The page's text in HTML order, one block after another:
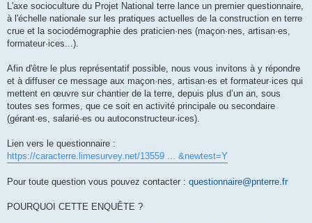
L'axe socioculture du Projet National terre lance un premier questionnaire,
à l'échelle nationale sur les pratiques actuelles de la construction en terre
crue et la sociodémographie des praticien·nes (maçon·nes, artisan·es,
formateur·ices...).
Afin d'être le plus représentatif possible, nous vous invitons à y répondre
et à diffuser ce message aux maçon·nes, artisan·es et formateur·ices qui
mettent en œuvre sur chantier de la terre, depuis plus d’un an, sous
toutes ses formes, que ce soit en activité principale ou secondaire
(gérant·es, salarié·es ou autoconstructeur·ices).
Lien vers le questionnaire :
https://caracterre.limesurvey.net/13559 ... &newtest=Y
Pour toute question vous pouvez contacter : questionnaire@pnterre.fr
POURQUOI CETTE ENQUÊTE ?